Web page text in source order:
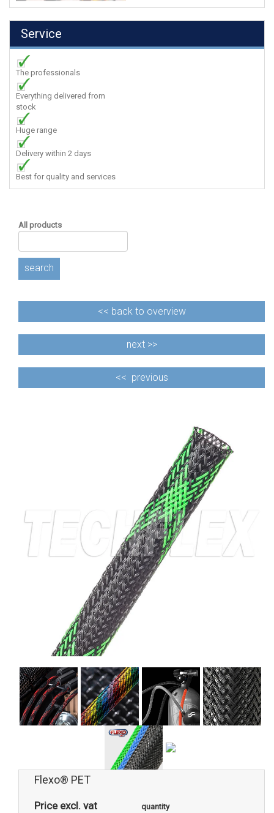
Service
The professionals
Everything delivered from
stock
Huge range
Delivery within 2 days
Best for quality and services
All products
search
<< back to overview
next >>
<< previous
Flexo® PET
Price excl. vat quantity